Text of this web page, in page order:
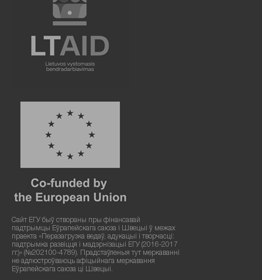
Сайт ЕГУ быў створаны пры фінансавай
падтрымцы Еўрапейскага саюза і Швецыі ў межах
праекта «Перазагрузка ведаў, адукацыі і творчасці:
падтрымка развіцця і мадэрнізацыі ЕГУ (2016-2017
гг.)» (№202100-4789). Прадстаўленыя тут меркаванні
не адлюстроўваюць афіцыйнага меркавання
Еўрапейскага саюза ці Швецыі.